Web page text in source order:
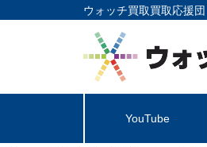
ウォッチ買取買取応援団│
YouTube